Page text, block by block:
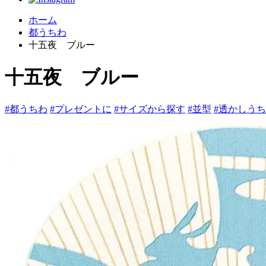
ホーム
都うちわ
十五夜 ブルー
十五夜 ブルー
#都うちわ #プレゼントに #サイズから探す #並型 #透かしう